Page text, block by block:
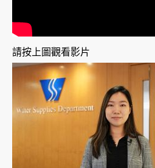
請按上圖觀看影片